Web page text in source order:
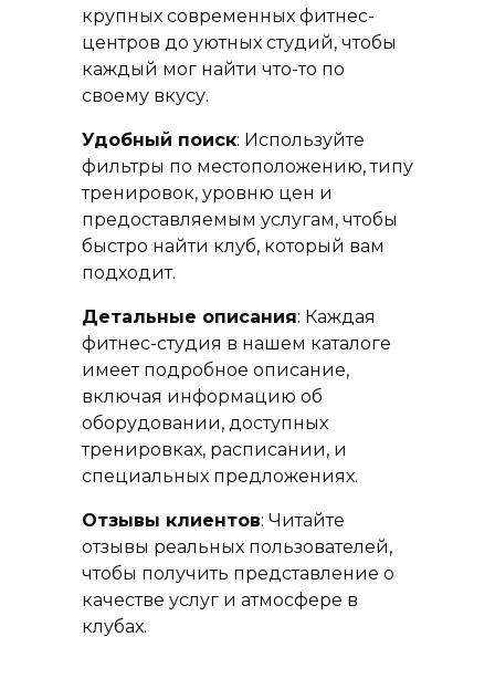
крупных современных фитнес-
центров до уютных студий, чтобы
каждый мог найти что-то по
своему вкусу.
Удобный поиск: Используйте
фильтры по местоположению, типу
тренировок, уровню цен и
предоставляемым услугам, чтобы
быстро найти клуб, который вам
подходит.
Детальные описания: Каждая
фитнес-студия в нашем каталоге
имеет подробное описание,
включая информацию об
оборудовании, доступных
тренировках, расписании, и
специальных предложениях.
Отзывы клиентов: Читайте
отзывы реальных пользователей,
чтобы получить представление о
качестве услуг и атмосфере в
клубах.